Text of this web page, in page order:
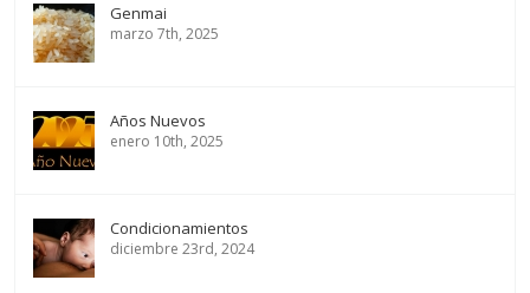
Genmai
marzo 7th, 2025
Años Nuevos
enero 10th, 2025
Condicionamientos
diciembre 23rd, 2024